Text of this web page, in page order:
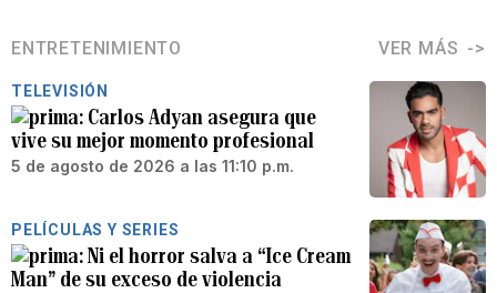
ENTRETENIMIENTO VER MÁS
TELEVISIÓN
Carlos Adyan asegura que
vive su mejor momento profesional
5 de agosto de 2026 a las 11:10 p.m.
PELÍCULAS Y SERIES
Ni el horror salva a “Ice Cream
Man” de su exceso de violencia